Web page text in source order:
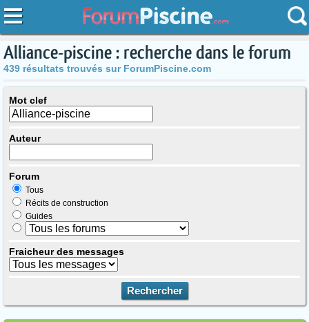
Alliance-piscine : recherche dans le forum
439 résultats trouvés sur ForumPiscine.com
Mot clef
Auteur
Forum
Tous
Récits de construction
Guides
Fraicheur des messages